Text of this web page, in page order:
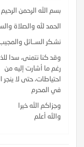
بسم الله الرحمن الرحيم
الحمد لله والصلاة
نشـكر الســائل
وقد كنا نتمنى، سدا
رغم ما أشارت إليه من
احتياطات، حتى لا ينجر
في المحرم
وجزاكم الله خيرا
والله أعلم